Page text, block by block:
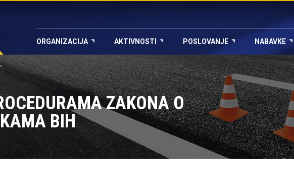
ORGANIZACIJA AKTIVNOSTI POSLOVANJE NABAVKE
ZAKONA O
BIH